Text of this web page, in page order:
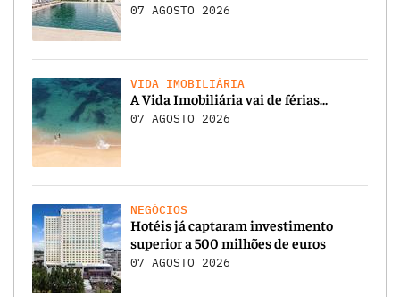
07 AGOSTO 2026
VIDA IMOBILIÁRIA
A Vida Imobiliária vai de férias…
07 AGOSTO 2026
NEGÓCIOS
Hotéis já captaram investimento
superior a 500 milhões de euros
07 AGOSTO 2026